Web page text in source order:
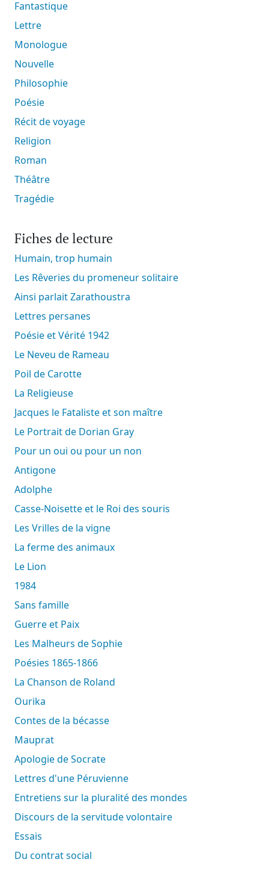
Fantastique
Lettre
Monologue
Nouvelle
Philosophie
Poésie
Récit de voyage
Religion
Roman
Théâtre
Tragédie
Fiches de lecture
Humain, trop humain
Les Rêveries du promeneur solitaire
Ainsi parlait Zarathoustra
Lettres persanes
Poésie et Vérité 1942
Le Neveu de Rameau
Poil de Carotte
La Religieuse
Jacques le Fataliste et son maître
Le Portrait de Dorian Gray
Pour un oui ou pour un non
Antigone
Adolphe
Casse-Noisette et le Roi des souris
Les Vrilles de la vigne
La ferme des animaux
Le Lion
1984
Sans famille
Guerre et Paix
Les Malheurs de Sophie
Poésies 1865-1866
La Chanson de Roland
Ourika
Contes de la bécasse
Mauprat
Apologie de Socrate
Lettres d'une Péruvienne
Entretiens sur la pluralité des mondes
Discours de la servitude volontaire
Essais
Du contrat social